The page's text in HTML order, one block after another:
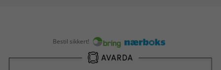
Bestil sikkert!